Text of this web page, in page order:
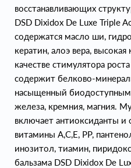
восстанавливающих
DSD Dixidox De Luxe Triple
содержатся масло ши,
кератин, алоэ вера,
качестве стимулятора
содержит белково-
насыщенный
железа, кремния, магния.
включает антиоксиданты и
витамины А,С,Е, PP,
инозитол, тиамин,
бальзама DSD Dixidox De